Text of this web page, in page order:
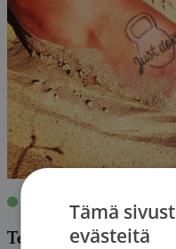
| Vaimo
Terveisiä työelämästä:
Tämä
evästeitä